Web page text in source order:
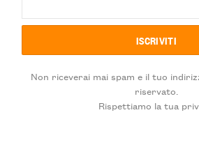
Non riceverai mai spam e il tuo
riservato.
Rispettiamo la tua